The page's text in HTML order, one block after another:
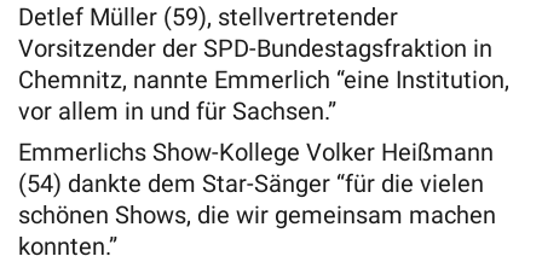
Detlef Müller (59), stellvertretender
Vorsitzender der SPD-Bundestagsfraktion in
Chemnitz, nannte Emmerlich “eine Institution,
vor allem in und für Sachsen.”
Emmerlichs Show-Kollege Volker Heißmann
(54) dankte dem Star-Sänger “für die vielen
schönen Shows, die wir gemeinsam machen
konnten.”